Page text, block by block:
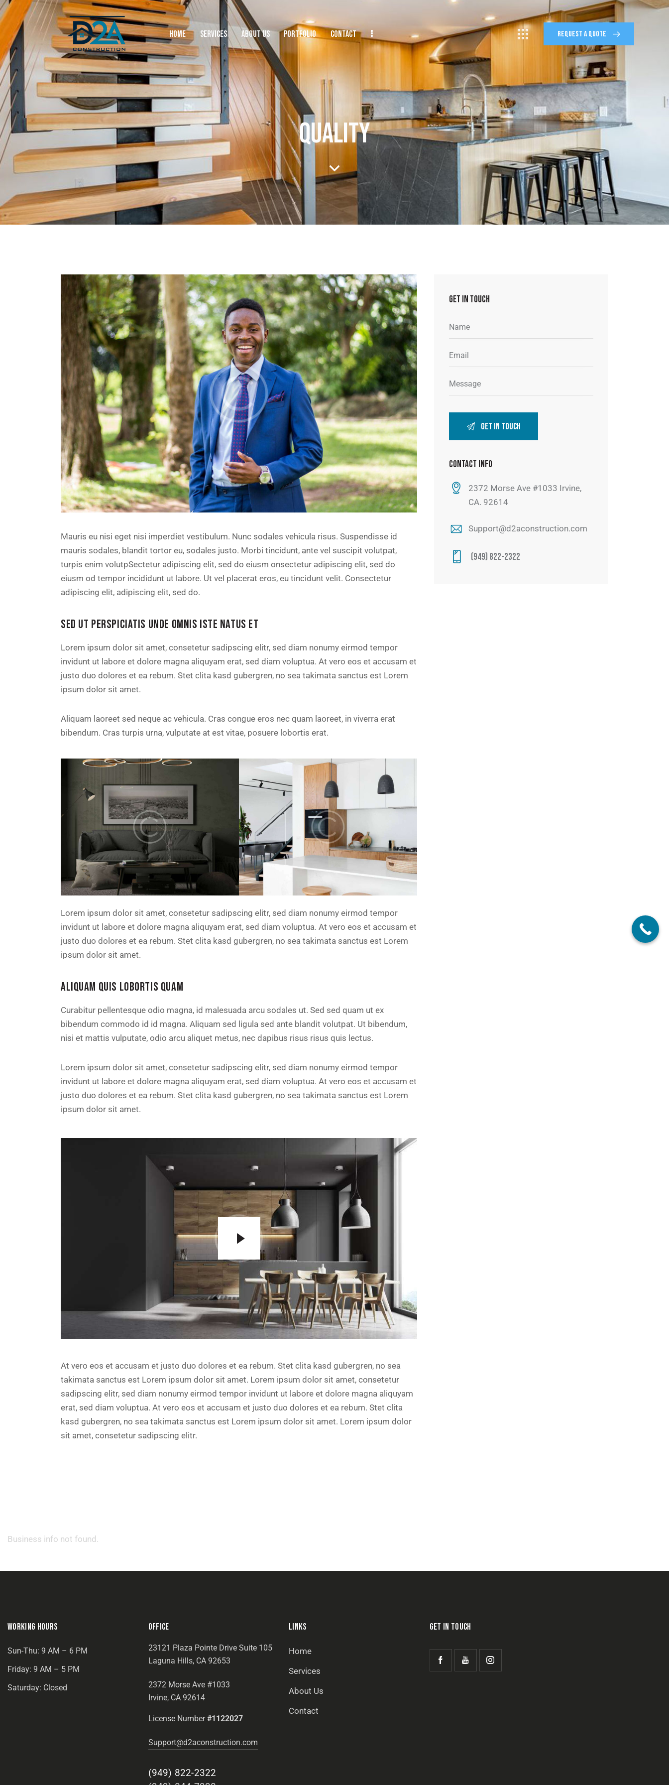
HOME SERVICES ABOUT US PORTFOLIO CONTACT REQUEST A QUOTE
QUALITY
Mauris eu nisi eget nisi imperdiet vestibulum. Nunc sodales vehicula risus. Suspendisse id
mauris sodales, blandit tortor eu, sodales justo. Morbi tincidunt, ante vel suscipit volutpat,
turpis enim volutpSectetur adipiscing elit, sed do eiusm onsectetur adipiscing elit, sed do
eiusm od tempor incididunt ut labore. Ut vel placerat eros, eu tincidunt velit. Consectetur
adipiscing elit, adipiscing elit, sed do.
SED UT PERSPICIATIS UNDE OMNIS ISTE NATUS ET
Lorem ipsum dolor sit amet, consetetur sadipscing elitr, sed diam nonumy eirmod tempor
invidunt ut labore et dolore magna aliquyam erat, sed diam voluptua. At vero eos et accusam et
justo duo dolores et ea rebum. Stet clita kasd gubergren, no sea takimata sanctus est Lorem
ipsum dolor sit amet.
Aliquam laoreet sed neque ac vehicula. Cras congue eros nec quam laoreet, in viverra erat
bibendum. Cras turpis urna, vulputate at est vitae, posuere lobortis erat.
Lorem ipsum dolor sit amet, consetetur sadipscing elitr, sed diam nonumy eirmod tempor
invidunt ut labore et dolore magna aliquyam erat, sed diam voluptua. At vero eos et accusam et
justo duo dolores et ea rebum. Stet clita kasd gubergren, no sea takimata sanctus est Lorem
ipsum dolor sit amet.
ALIQUAM QUIS LOBORTIS QUAM
Curabitur pellentesque odio magna, id malesuada arcu sodales ut. Sed sed quam ut ex
bibendum commodo id id magna. Aliquam sed ligula sed ante blandit volutpat. Ut bibendum,
nisi et mattis vulputate, odio arcu aliquet metus, nec dapibus risus risus quis lectus.
Lorem ipsum dolor sit amet, consetetur sadipscing elitr, sed diam nonumy eirmod tempor
invidunt ut labore et dolore magna aliquyam erat, sed diam voluptua. At vero eos et accusam et
justo duo dolores et ea rebum. Stet clita kasd gubergren, no sea takimata sanctus est Lorem
ipsum dolor sit amet.
At vero eos et accusam et justo duo dolores et ea rebum. Stet clita kasd gubergren, no sea
takimata sanctus est Lorem ipsum dolor sit amet. Lorem ipsum dolor sit amet, consetetur
sadipscing elitr, sed diam nonumy eirmod tempor invidunt ut labore et dolore magna aliquyam
erat, sed diam voluptua. At vero eos et accusam et justo duo dolores et ea rebum. Stet clita
kasd gubergren, no sea takimata sanctus est Lorem ipsum dolor sit amet. Lorem ipsum dolor
sit amet, consetetur sadipscing elitr.
GET IN TOUCH
CONTACT INFO
2372 Morse Ave #1033 Irvine,
CA. 92614
Support@d2aconstruction.com
(949) 822-2322
Business info not found.
WORKING HOURS
Sun-Thu: 9 AM – 6 PM
Friday: 9 AM – 5 PM
Saturday: Closed
OFFICE
23121 Plaza Pointe Drive Suite 105
Laguna Hills, CA 92653
2372 Morse Ave #1033
Irvine, CA 92614
License Number#1122027
Support@d2aconstruction.com
(949) 822-2322
LINKS
Home
Services
About Us
Contact
GET IN TOUCH